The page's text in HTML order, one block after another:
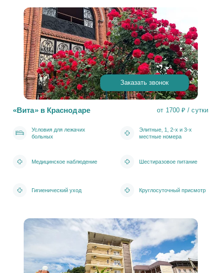
Заказать звонок
«Вита» в Краснодаре от 1700 ₽ / сутки
Условия для лежачих
больных
Элитные, 1, 2-х и 3-х
местные номера
Медицинское наблюдение Шестиразовое питание
Гигиенический уход Круглосуточный присмотр